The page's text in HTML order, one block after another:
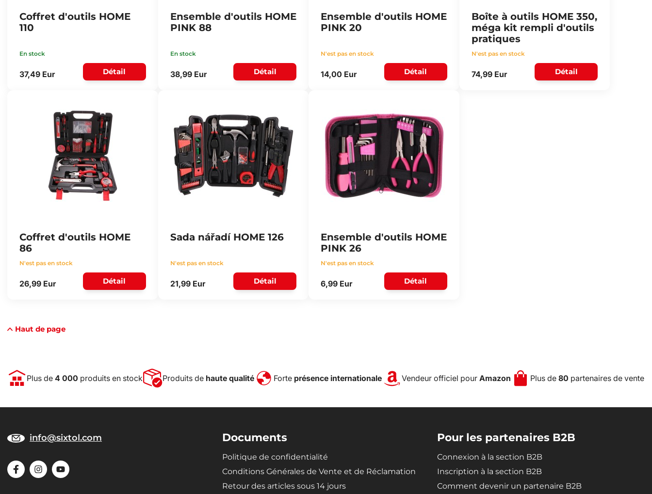
Coffret d'outils HOME
110
En stock
37,49 Eur Détail
Ensemble d'outils HOME
PINK 88
En stock
38,99 Eur Détail
Ensemble d'outils HOME
PINK 20
N'est pas en stock
14,00 Eur Détail
Boîte à outils HOME 350,
méga kit rempli d'outils
pratiques
N'est pas en stock
74,99 Eur Détail
Coffret d'outils HOME
86
N'est pas en stock
26,99 Eur Détail
Sada nářadí HOME 126
N'est pas en stock
21,99 Eur Détail
Ensemble d'outils HOME
PINK 26
N'est pas en stock
6,99 Eur Détail
Haut de page
Plus de 4 000 produits en stock Produits de haute qualité Forte présence internationale Vendeur officiel pour Amazon Plus de80 partenaires de vente
info@sixtol.com Documents
Politique de confidentialité
Conditions Générales de Vente et de Réclamation
Retour des articles sous 14 jours
Pour les partenaires B2B
Connexion à la section B2B
Inscription à la section B2B
Comment devenir un partenaire B2B